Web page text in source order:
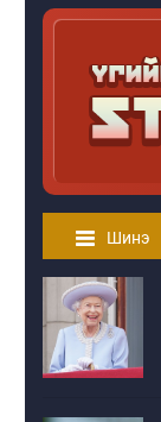
Шинэ